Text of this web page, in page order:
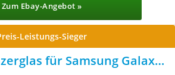
Zum Ebay-Angebot »
Leistungs-Sieger
für Samsung Galaxy